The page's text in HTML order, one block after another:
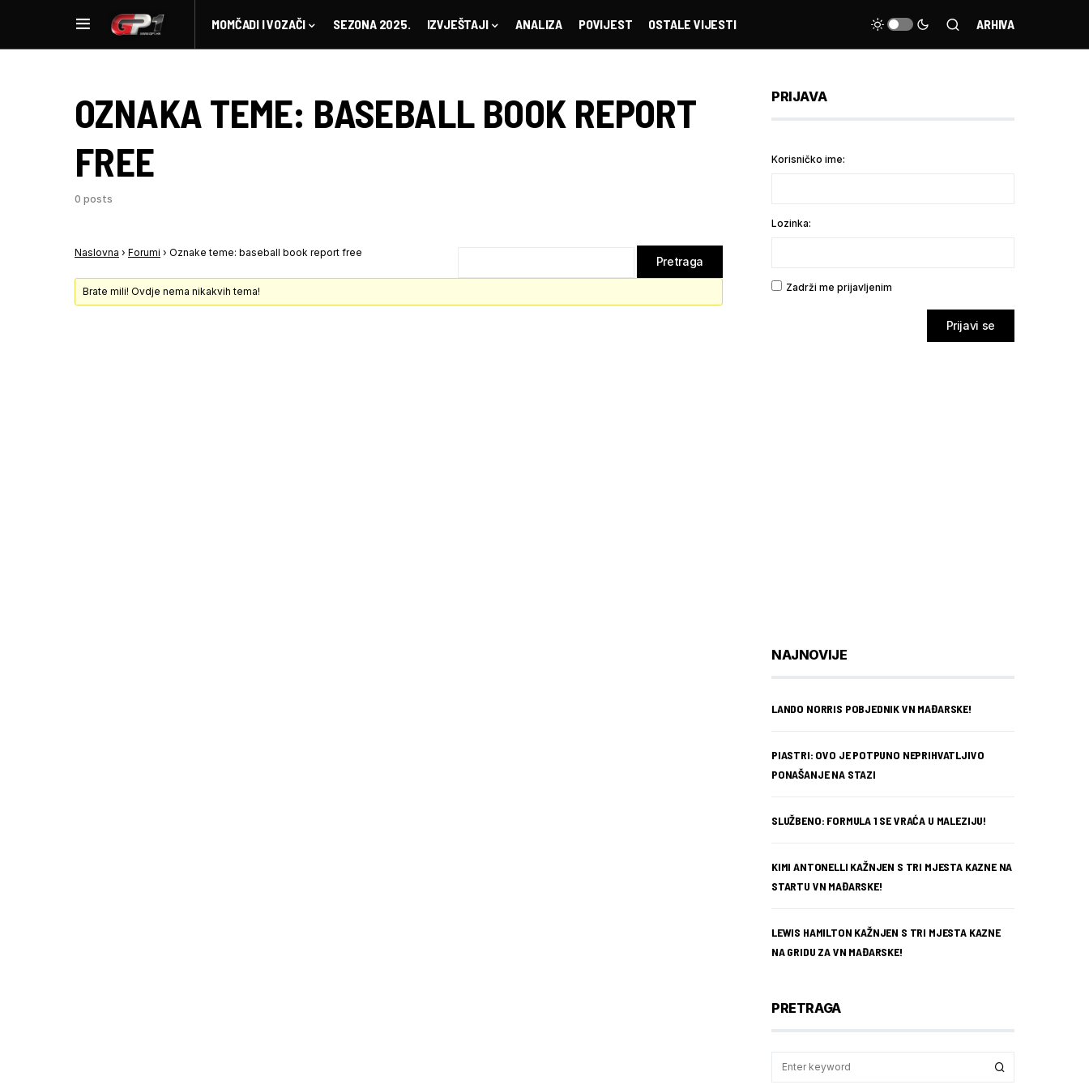
MOMČADI I VOZAČI SEZONA 2025. IZVJEŠTAJI ANALIZA POVIJEST OSTALE VIJESTI ARHIVA
OZNAKA TEME: BASEBALL BOOK REPORT
FREE
0 posts
Naslovna › Forumi › Oznake teme: baseball book report free
Brate mili! Ovdje nema nikakvih tema!
PRIJAVA
Korisničko ime:
Lozinka:
Zadrži me prijavljenim
Prijavi se
NAJNOVIJE
LANDO NORRIS POBJEDNIK VN MAĐARSKE!
PIASTRI: OVO JE POTPUNO NEPRIHVATLJIVO
PONAŠANJE NA STAZI
SLUŽBENO: FORMULA 1 SE VRAĆA U MALEZIJU!
KIMI ANTONELLI KAŽNJEN S TRI MJESTA KAZNE NA
STARTU VN MAĐARSKE!
LEWIS HAMILTON KAŽNJEN S TRI MJESTA KAZNE
NA GRIDU ZA VN MAĐARSKE!
PRETRAGA